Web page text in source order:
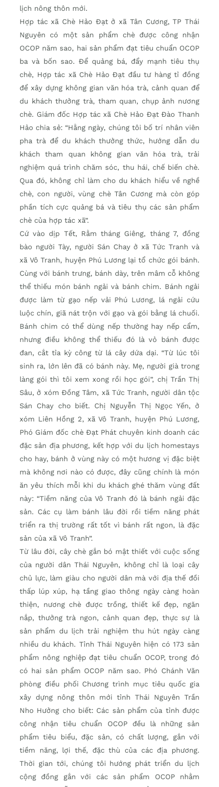
lịch nông thôn mới.
Hợp tác xã Chè Hảo Đạt ở xã Tân Cương, TP Thái
Nguyên có một sản phẩm chè được công nhận
OCOP năm sao, hai sản phẩm đạt tiêu chuẩn OCOP
ba và bốn sao. Để quảng bá, đẩy mạnh tiêu thụ
chè, Hợp tác xã Chè Hảo Đạt đầu tư hàng tỉ đồng
để xây dựng không gian văn hóa trà, cảnh quan để
du khách thưởng trà, tham quan, chụp ảnh nương
chè. Giám đốc Hợp tác xã Chè Hảo Đạt Đào Thanh
Hảo chia sẻ: “Hằng ngày, chúng tôi bố trí nhân viên
pha trà để du khách thưởng thức, hướng dẫn du
khách tham quan không gian văn hóa trà, trải
nghiệm quá trình chăm sóc, thu hái, chế biến chè.
Qua đó, không chỉ làm cho du khách hiểu về nghề
chè, con người, vùng chè Tân Cương mà còn góp
phần tích cực quảng bá và tiêu thụ các sản phẩm
chè của hợp tác xã”.
Cứ vào dịp Tết, Rằm tháng Giêng, tháng 7, đồng
bào người Tày, người Sán Chay ở xã Tức Tranh và
xã Vô Tranh, huyện Phú Lương lại tổ chức gói bánh.
Cùng với bánh trưng, bánh dày, trên mâm cỗ không
thể thiếu món bánh ngải và bánh chim. Bánh ngải
được làm từ gạo nếp vải Phú Lương, lá ngải cứu
luộc chín, giã nát trộn với gạo và gói bằng lá chuối.
Bánh chim có thể dùng nếp thường hay nếp cẩm,
nhưng điều không thể thiếu đó là vỏ bánh được
đan, cắt tỉa kỳ công từ lá cây dứa dại. “Từ lúc tôi
sinh ra, lớn lên đã có bánh này. Mẹ, người già trong
làng gói thì tôi xem xong rồi học gói”, chị Trần Thị
Sâu, ở xóm Đồng Tâm, xã Tức Tranh, người dân tộc
Sán Chay cho biết. Chị Nguyễn Thị Ngọc Yến, ở
xóm Liên Hồng 2, xã Vô Tranh, huyện Phú Lương,
Phó Giám đốc chè Đạt Phát chuyên kinh doanh các
đặc sản địa phương, kết hợp với du lịch homestays
cho hay, bánh ở vùng này có một hương vị đặc biệt
mà không nơi nào có được, đây cũng chính là món
ăn yêu thích mỗi khi du khách ghé thăm vùng đất
này: “Tiềm năng của Vô Tranh đó là bánh ngải đặc
sản. Các cụ làm bánh lâu đời rồi tiềm năng phát
triển ra thị trường rất tốt vì bánh rất ngon, là đặc
sản của xã Vô Tranh”.
Từ lâu đời, cây chè gắn bó mật thiết với cuộc sống
của người dân Thái Nguyên, không chỉ là loại cây
chủ lực, làm giàu cho người dân mà với địa thế đồi
thấp lúp xúp, hạ tầng giao thông ngày càng hoàn
thiện, nương chè được trồng, thiết kế đẹp, ngăn
nắp, thưởng trà ngon, cảnh quan đẹp, thực sự là
sản phẩm du lịch trải nghiệm thu hút ngày càng
nhiều du khách. Tỉnh Thái Nguyên hiện có 173 sản
phẩm nông nghiệp đạt tiêu chuẩn OCOP, trong đó
có hai sản phẩm OCOP năm sao. Phó Chánh Văn
phòng điều phối Chương trình mục tiêu quốc gia
xây dựng nông thôn mới tỉnh Thái Nguyên Trần
Nho Hưởng cho biết: Các sản phẩm của tỉnh được
công nhận tiêu chuẩn OCOP đều là những sản
phẩm tiêu biểu, đặc sản, có chất lượng, gắn với
tiềm năng, lợi thế, đặc thù của các địa phương.
Thời gian tới, chúng tôi hướng phát triển du lịch
cộng đồng gắn với các sản phẩm OCOP nhằm